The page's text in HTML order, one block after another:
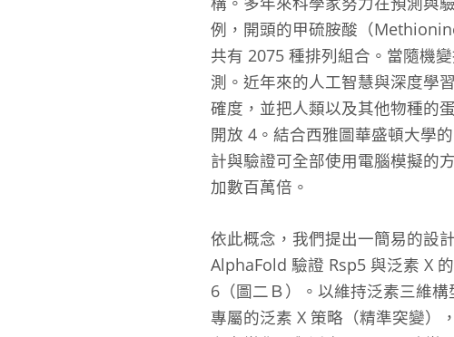
例，開頭的甲硫胺酸（
共有 2075 種排列組合。當隨機
測。近年來的人工智慧與深度學
確度，並把人類以及其他物種的
開放 4 。結合西雅圖華盛頓大學
計與驗證可全部使用電腦模擬的
加數百萬倍。
依此概念，我們提出一簡易的設
AlphaFold 驗證 Rsp5 與泛素 X
6 （圖二Ｂ）。以維持泛素三維
專屬的泛素 X 策略（精準突變）